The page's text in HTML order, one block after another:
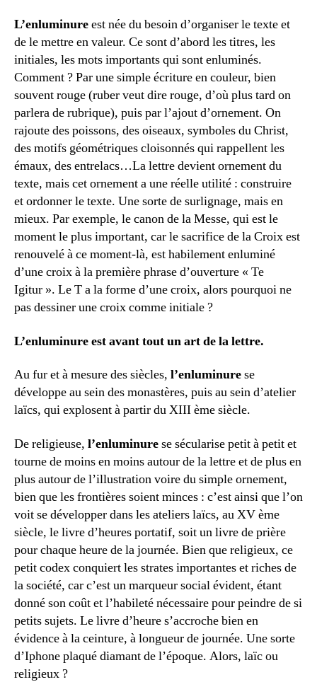
L’enluminureest née du besoin d’organiser le texte et
de le mettre en valeur. Ce sont d’abord les titres, les
initiales, les mots importants qui sont enluminés.
Comment ? Par une simple écriture en couleur, bien
souvent rouge (ruber veut dire rouge, d’où plus tard on
parlera de rubrique), puis par l’ajout d’ornement. On
rajoute des poissons, des oiseaux, symboles du Christ,
des motifs géométriques cloisonnés qui rappellent les
émaux, des entrelacs…La lettre devient ornement du
texte, mais cet ornement a une réelle utilité : construire
et ordonner le texte. Une sorte de surlignage, mais en
mieux. Par exemple, le canon de la Messe, qui est le
moment le plus important, car le sacrifice de la Croix est
renouvelé à ce moment-là, est habilement enluminé
d’une croix à la première phrase d’ouverture « Te
Igitur ». Le T a la forme d’une croix, alors pourquoi ne
pas dessiner une croix comme initiale ?
L’enluminure est avant tout un art de la lettre.
Au fur et à mesure des siècles, l’enluminurese
développe au sein des monastères, puis au sein d’atelier
laïcs, qui explosent à partir du XIII ème siècle.
De religieuse, l’enluminurese sécularise petit à petit et
tourne de moins en moins autour de la lettre et de plus en
plus autour de l’illustration voire du simple ornement,
bien que les frontières soient minces : c’est ainsi que l’on
voit se développer dans les ateliers laïcs, au XV ème
siècle, le livre d’heures portatif, soit un livre de prière
pour chaque heure de la journée. Bien que religieux, ce
petit codex conquiert les strates importantes et riches de
la société, car c’est un marqueur social évident, étant
donné son coût et l’habileté nécessaire pour peindre de si
petits sujets. Le livre d’heure s’accroche bien en
évidence à la ceinture, à longueur de journée. Une sorte
d’Iphone plaqué diamant de l’époque. Alors, laïc ou
religieux ?